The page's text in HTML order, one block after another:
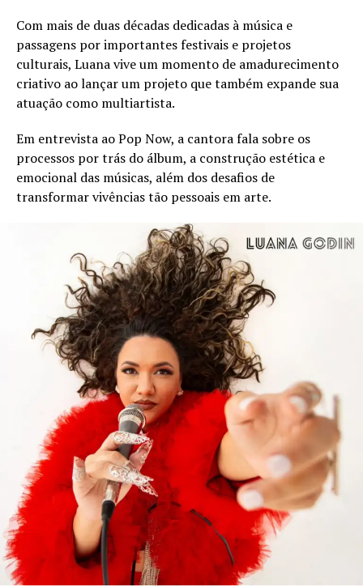
Com mais de duas décadas dedicadas à música e
passagens por importantes festivais e projetos
culturais, Luana vive um momento de amadurecimento
criativo ao lançar um projeto que também expande sua
atuação como multiartista.
Em entrevista ao Pop Now, a cantora fala sobre os
processos por trás do álbum, a construção estética e
emocional das músicas, além dos desafios de
transformar vivências tão pessoais em arte.